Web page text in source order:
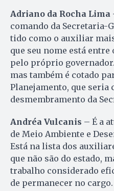
Adriano da Rocha Lima
comando da Secretaria-
tido como o auxiliar
que seu nome está
pelo próprio
mas também é cotado
Planejamento, que seria
desmembramento da
Andréa Vulcanis – É a
de Meio Ambiente e
Está na lista dos
que não são do estado,
trabalho considerado
de permanecer no cargo.